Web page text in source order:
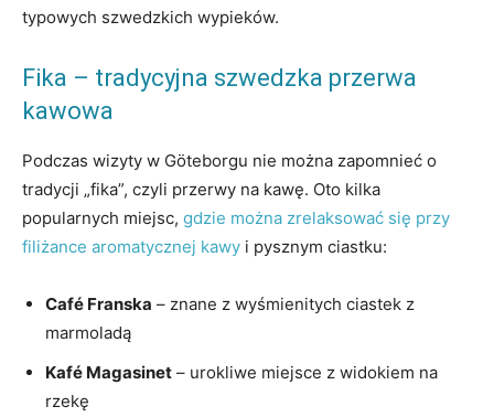
typowych szwedzkich wypieków.
Fika – tradycyjna szwedzka przerwa
kawowa
Podczas wizyty w Göteborgu nie można zapomnieć o
tradycji „fika”, czyli przerwy na kawę. Oto kilka
popularnych miejsc, gdzie można zrelaksować się przy
filiżance aromatycznej kawy i pysznym ciastku:
Café Franska – znane z wyśmienitych ciastek z
marmoladą
Kafé Magasinet – urokliwe miejsce z widokiem na
rzekę